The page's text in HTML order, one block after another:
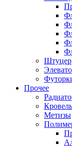
Штуцер
Прочее
Метизы